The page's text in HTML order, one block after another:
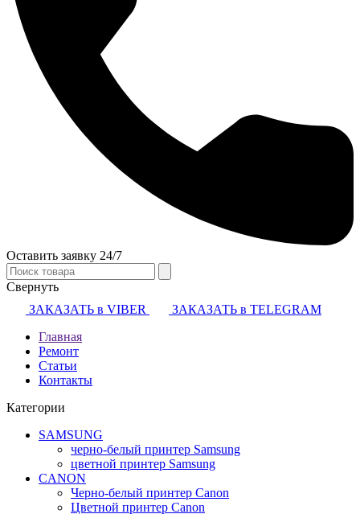
Оставить заявку 24/7
Свернуть
ЗАКАЗАТЬ в VIBER
ЗАКАЗАТЬ в TELEGRAM
Главная
Ремонт
Статьи
Контакты
Категории
SAMSUNG
черно-белый принтер Samsung
цветной принтер Samsung
CANON
Черно-белый принтер Canon
Цветной принтер Canon